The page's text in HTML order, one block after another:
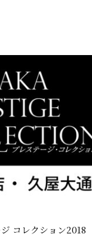
コレクション2018